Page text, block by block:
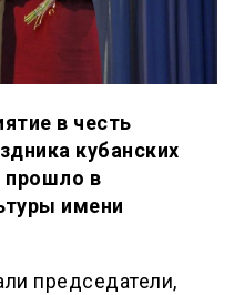
в честь
кубанских
прошло в
имени
председатели,